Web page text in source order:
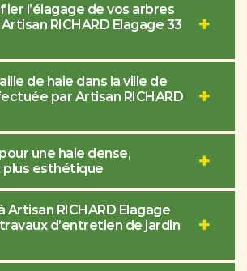
l’élagage de vos arbres
RICHARD Elagage 33
de haie dans la ville de
par Artisan RICHARD
une haie dense,
esthétique
Artisan RICHARD Elagage
d’entretien de jardin